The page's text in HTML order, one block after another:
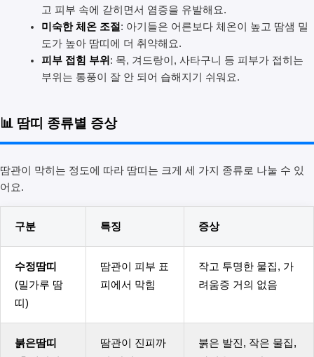
고 피부 속에 갇히면서 염증을 유발해요.
미숙한 체온 조절 : 아기들은 어른보다 체온이 높고 땀샘 밀
도가 높아 땀띠에 더 취약해요.
피부 접힘 부위 : 목, 겨드랑이, 사타구니 등 피부가 접히는
부위는 통풍이 잘 안 되어 습해지기 쉬워요.
📊 땀띠 종류별 증상
땀관이 막히는 정도에 따라 땀띠는 크게 세 가지 종류로 나눌 수 있
어요.
구분 특징 증상
수정땀띠
(밀가루 땀
띠)
땀관이 피부 표
피에서 막힘
작고 투명한 물집, 가
려움증 거의 없음
붉은땀띠
땀관이 진피까
붉은 발진, 작은 물집,